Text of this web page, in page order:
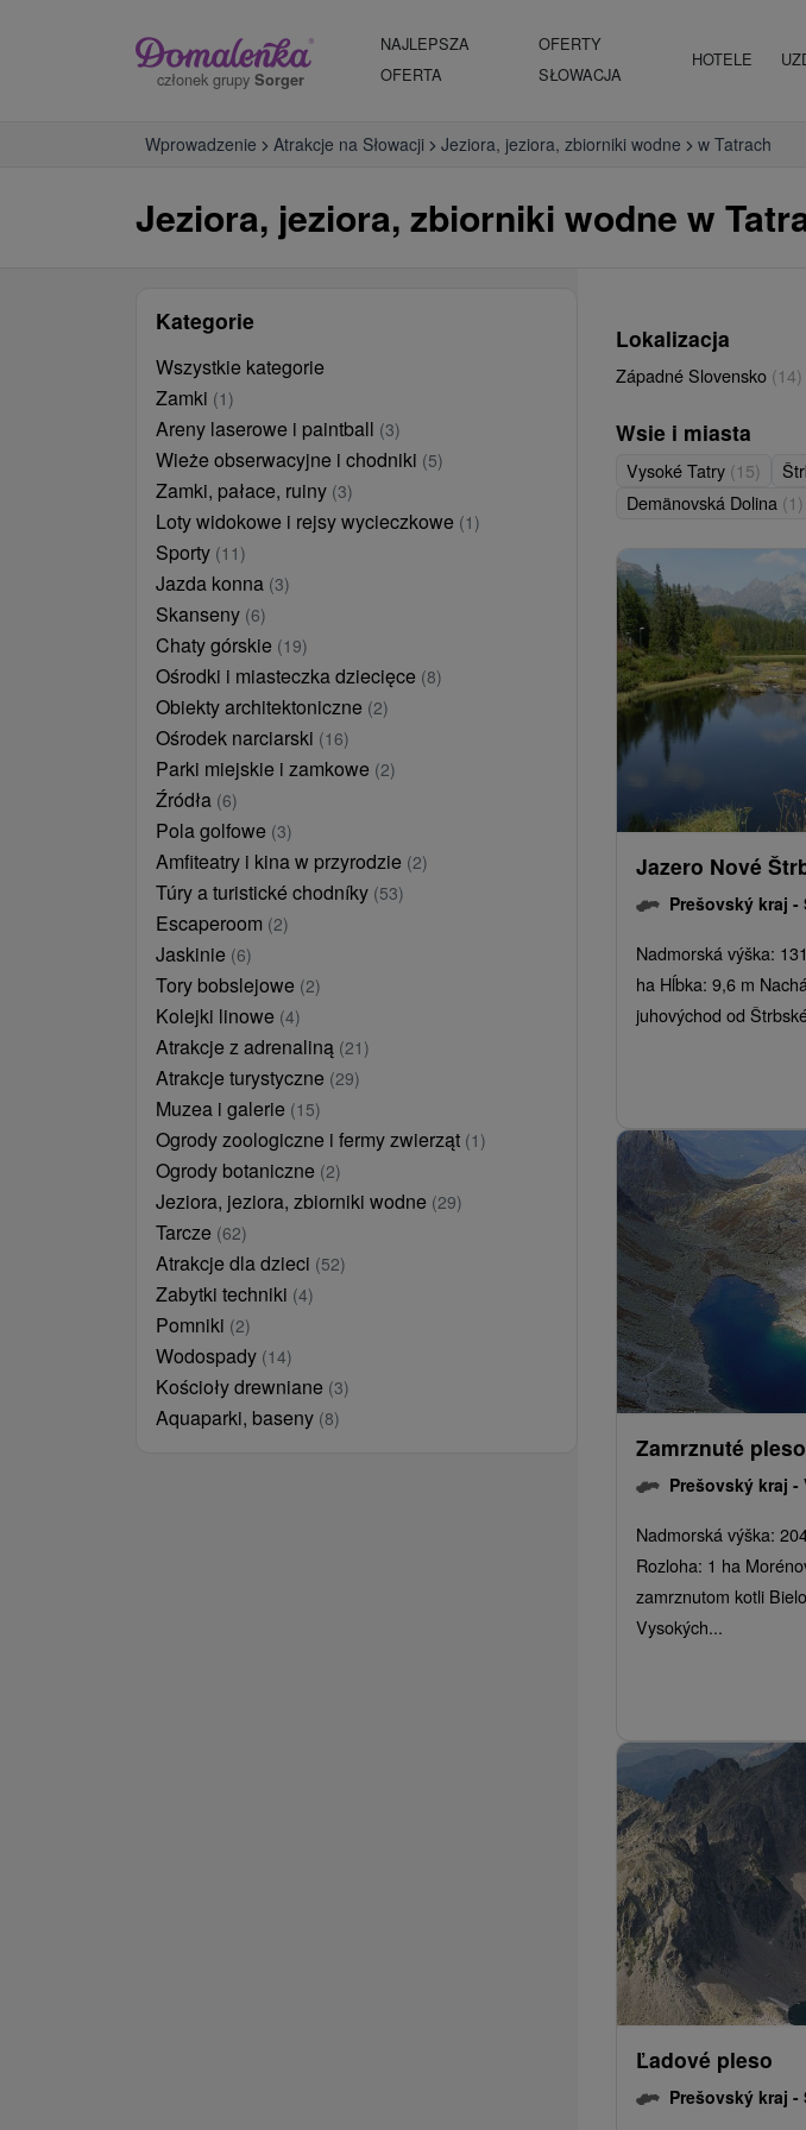
członek grupy Sorger
NAJLEPSZA
OFERTA
OFERTY
SŁOWACJA
HOTELE
Wprowadzenie Atrakcje na Słowacji Jeziora, jeziora, zbiorniki wodne w Tatrach
Jeziora, jeziora, zbiorniki wodne w
Kategorie
Wszystkie kategorie
Zamki (1)
Areny laserowe i paintball (3)
Wieże obserwacyjne i chodniki (5)
Zamki, pałace, ruiny (3)
Loty widokowe i rejsy wycieczkowe (1)
Sporty (11)
Jazda konna (3)
Skanseny (6)
Chaty górskie (19)
Ośrodki i miasteczka dziecięce (8)
Obiekty architektoniczne (2)
Ośrodek narciarski (16)
Parki miejskie i zamkowe (2)
Źródła (6)
Pola golfowe (3)
Amfiteatry i kina w przyrodzie (2)
Túry a turistické chodníky (53)
Escaperoom (2)
Jaskinie (6)
Tory bobslejowe (2)
Kolejki linowe (4)
Atrakcje z adrenaliną (21)
Atrakcje turystyczne (29)
Muzea i galerie (15)
Ogrody zoologiczne i fermy zwierząt (1)
Ogrody botaniczne (2)
Jeziora, jeziora, zbiorniki wodne (29)
Tarcze (62)
Atrakcje dla dzieci (52)
Zabytki techniki (4)
Pomniki (2)
Wodospady (14)
Kościoły drewniane (3)
Aquaparki, baseny (8)
Lokalizacja
Západné Slovensko (14)
Wsie i miasta
Vysoké Tatry (15)
Demänovská Dolina (1)
Jazero Nové
Prešovský kraj -
Nadmorská výška:
ha Hĺbka: 9,6 m
juhovýchod od
Zamrznuté pleso
Prešovský kraj -
Nadmorská výška:
Rozloha: 1 ha
zamrznutom kotli
Vysokých...
Ľadové pleso
Prešovský kraj -